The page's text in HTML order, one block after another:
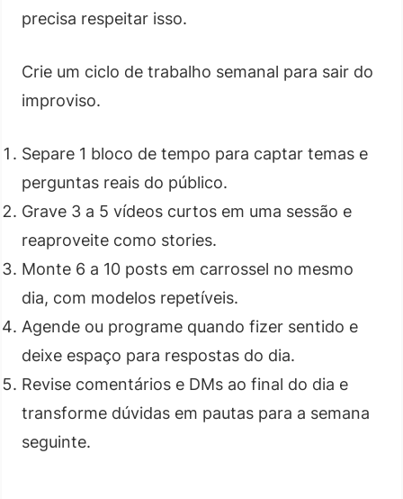
precisa respeitar isso.
Crie um ciclo de trabalho semanal para sair do
improviso.
Separe 1 bloco de tempo para captar temas e
perguntas reais do público.
Grave 3 a 5 vídeos curtos em uma sessão e
reaproveite como stories.
Monte 6 a 10 posts em carrossel no mesmo
dia, com modelos repetíveis.
Agende ou programe quando fizer sentido e
deixe espaço para respostas do dia.
Revise comentários e DMs ao final do dia e
transforme dúvidas em pautas para a semana
seguinte.